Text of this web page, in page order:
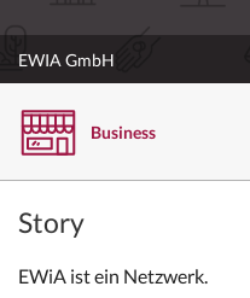
EWIA GmbH
Business
Story
EWiA ist ein Netzwerk.